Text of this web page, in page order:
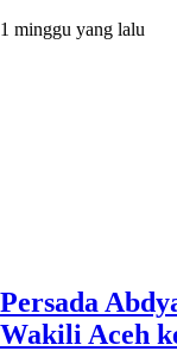
1 minggu yang lalu
Persada
Wakili Aceh